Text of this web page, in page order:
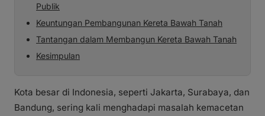
Publik
Keuntungan Pembangunan Kereta Bawah Tanah
Tantangan dalam Membangun Kereta Bawah Tanah
Kesimpulan
Kota besar di Indonesia, seperti Jakarta, Surabaya, dan
Bandung, sering kali menghadapi masalah kemacetan